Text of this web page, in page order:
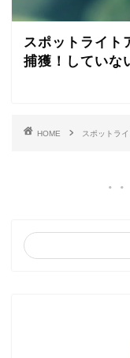
スポットライト
捕獲！していな
HOME スポットラ